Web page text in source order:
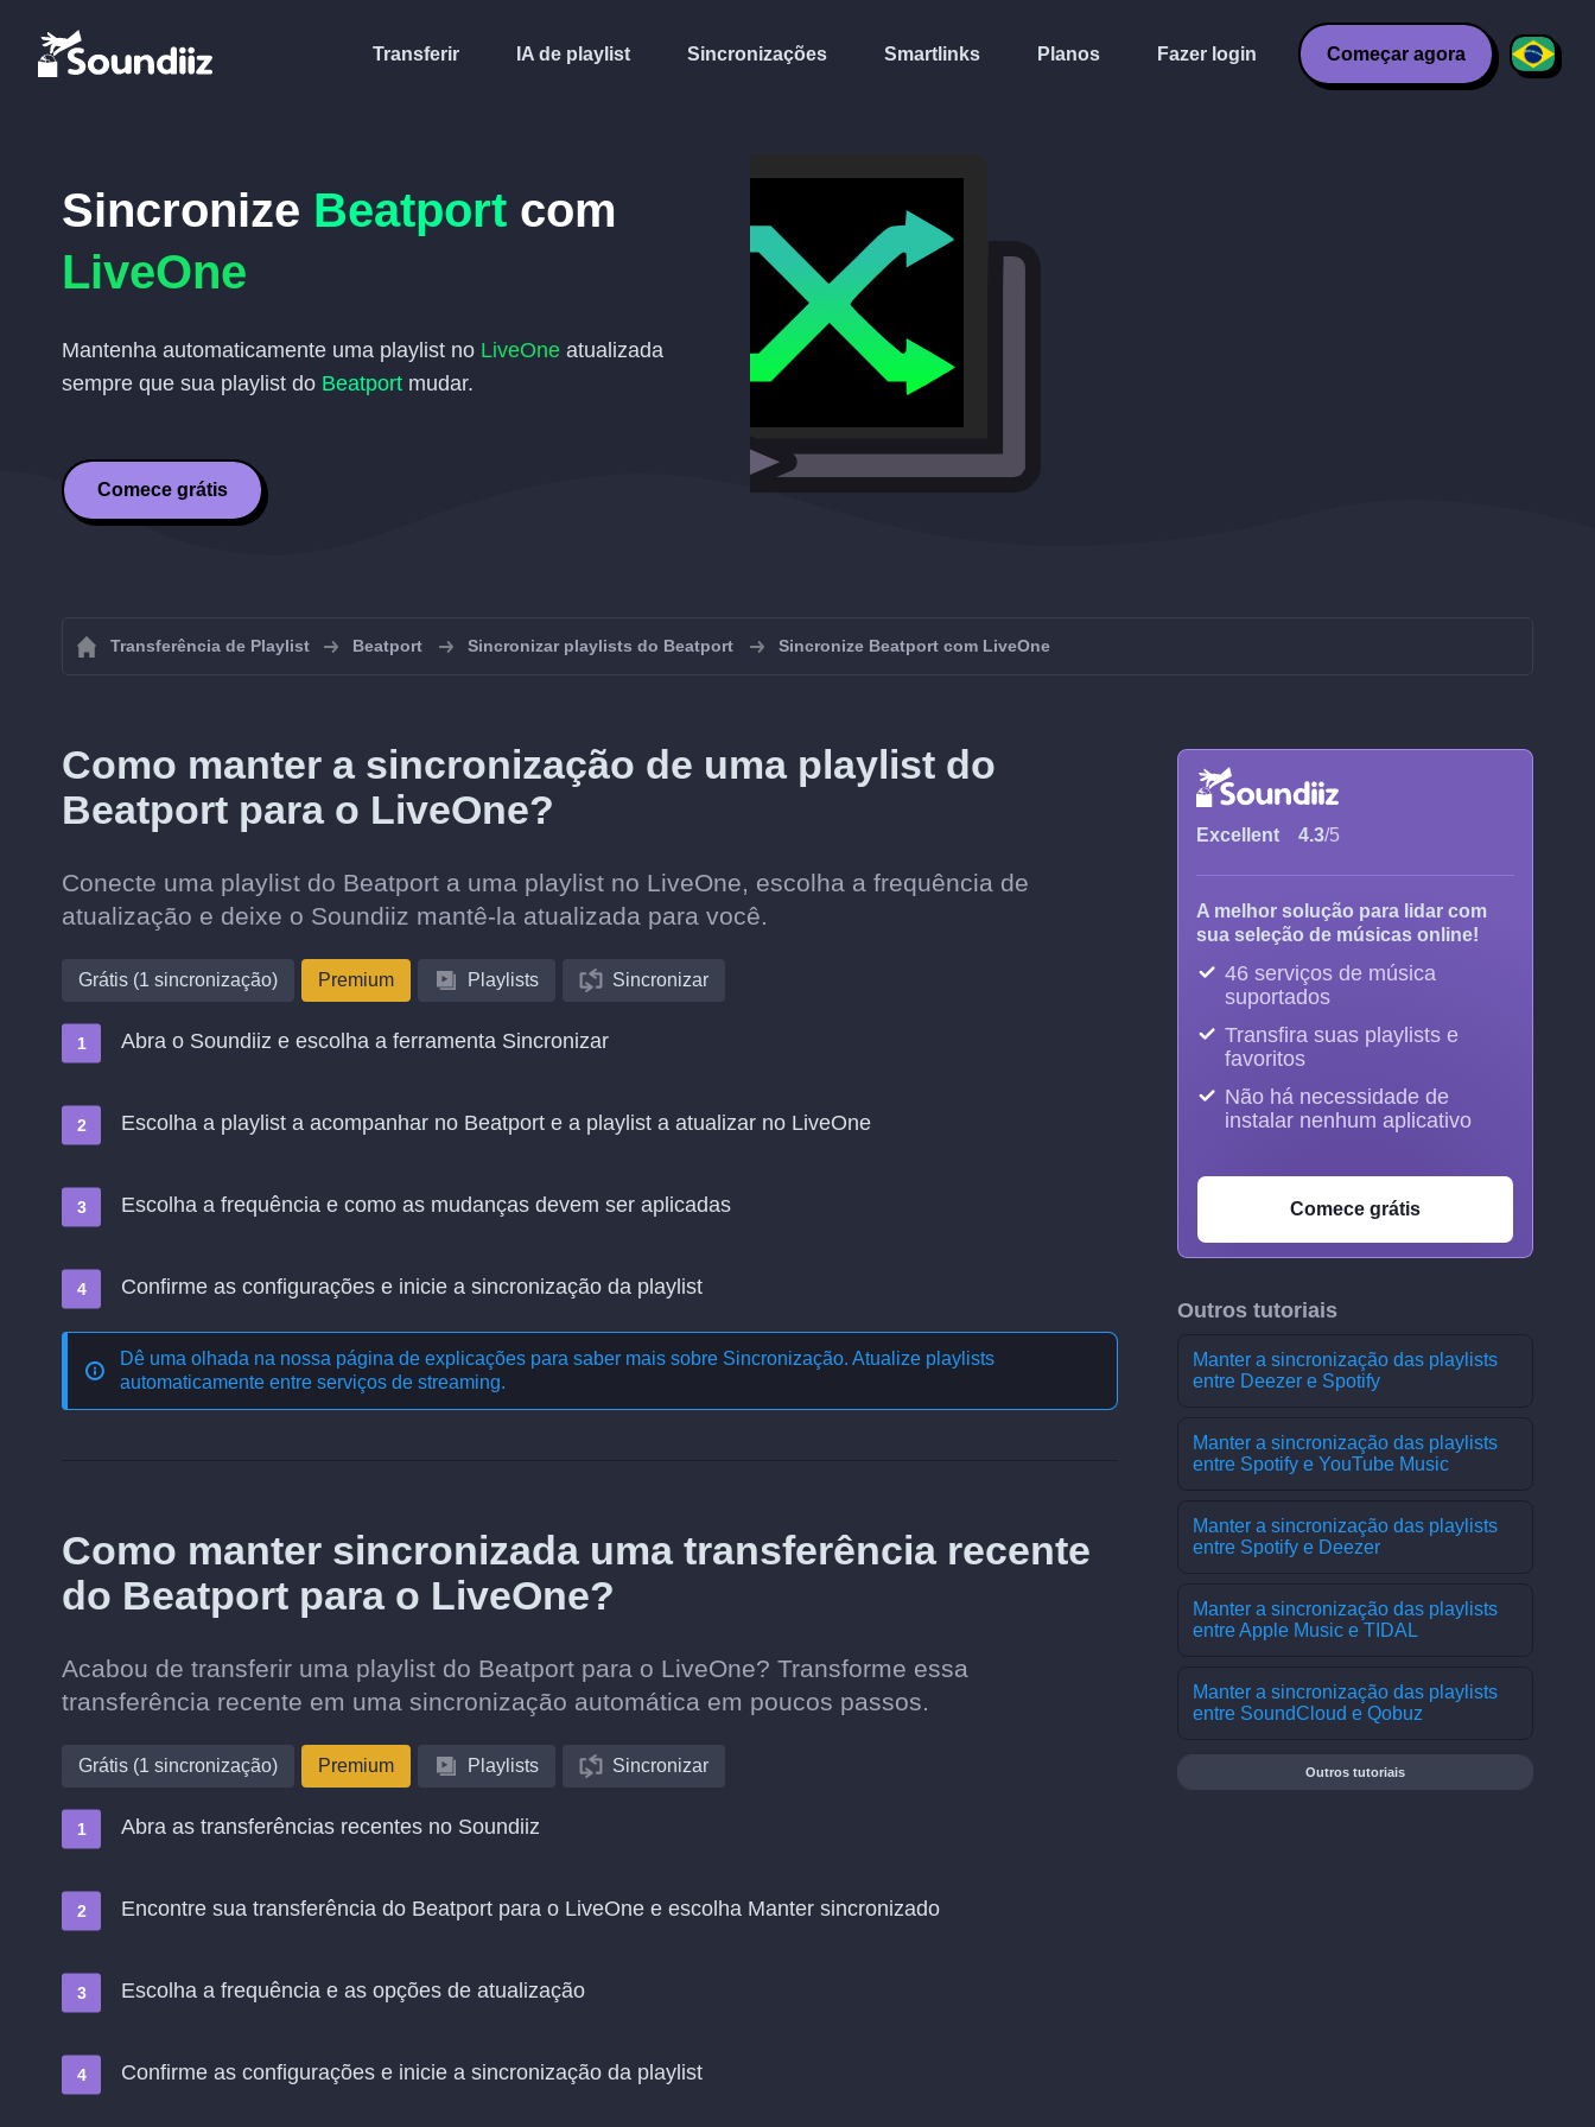
Transferir IA de playlist Sincronizações Smartlinks Planos Fazer login Começar agora
Sincronize Beatport com
LiveOne
Mantenha automaticamente uma playlist no LiveOne atualizada
sempre que sua playlist do Beatport mudar.
Comece grátis
Transferência de Playlist Beatport Sincronizar playlists do Beatport Sincronize Beatport com LiveOne
Como manter a sincronização de uma playlist do
Beatport para o LiveOne?
Conecte uma playlist do Beatport a uma playlist no LiveOne, escolha a frequência de
atualização e deixe o Soundiiz mantê-la atualizada para você.
Grátis (1 sincronização) Premium Playlists Sincronizar
Abra o Soundiiz e escolha a ferramenta Sincronizar
Escolha a playlist a acompanhar no Beatport e a playlist a atualizar no LiveOne
Escolha a frequência e como as mudanças devem ser aplicadas
Confirme as configurações e inicie a sincronização da playlist
Dê uma olhada na nossa página de explicações para saber mais sobre Sincronização. Atualize playlists
automaticamente entre serviços de streaming.
Como manter sincronizada uma transferência recente
do Beatport para o LiveOne?
Acabou de transferir uma playlist do Beatport para o LiveOne? Transforme essa
transferência recente em uma sincronização automática em poucos passos.
Grátis (1 sincronização) Premium Playlists Sincronizar
Abra as transferências recentes no Soundiiz
Encontre sua transferência do Beatport para o LiveOne e escolha Manter sincronizado
Escolha a frequência e as opções de atualização
Confirme as configurações e inicie a sincronização da playlist
Excellent 4.3/5
A melhor solução para lidar com
sua seleção de músicas online!
46 serviços de música
suportados
Transfira suas playlists e
favoritos
Não há necessidade de
instalar nenhum aplicativo
Comece grátis
Outros tutoriais
Manter a sincronização das playlists
entre Deezer e Spotify
Manter a sincronização das playlists
entre Spotify e YouTube Music
Manter a sincronização das playlists
entre Spotify e Deezer
Manter a sincronização das playlists
entre Apple Music e TIDAL
Manter a sincronização das playlists
entre SoundCloud e Qobuz
Outros tutoriais